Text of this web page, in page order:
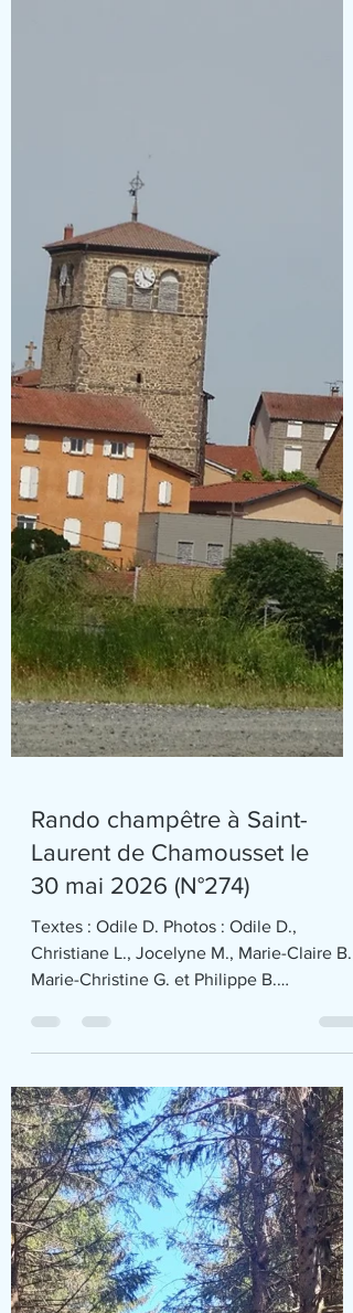
Rando champêtre à Saint-
Laurent de Chamousset le
30 mai 2026 (N°274)
Textes : Odile D. Photos : Odile D.,
Christiane L., Jocelyne M., Marie-Claire B.,
exhaustif cette année. Les groupes «
Marche Nordique » et « Petite Rando »
étaient aussi de la partie. Ce samedi 30
mai, Le Rando Club de Francheville se
rassemble pour sa traditionnelle Rando
Champêtre à Saint Laurent de
Chamousset, pour acter l’approche des
vacances d’été. Tout s’